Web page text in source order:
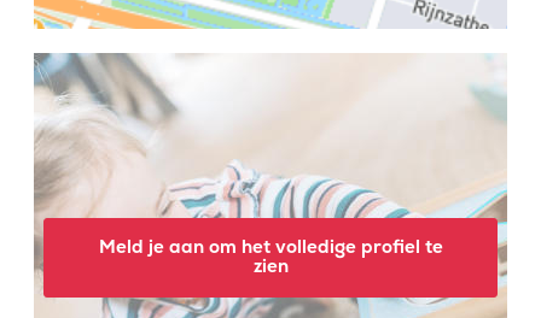
Meld je aan om het volledige profiel te
zien